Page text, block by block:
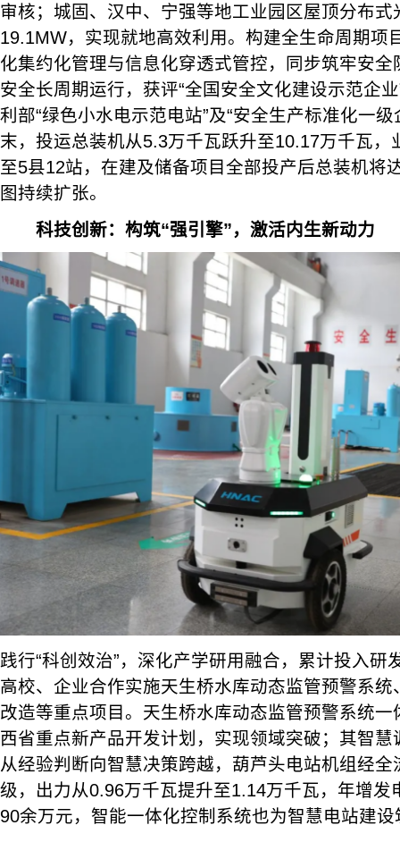
审核；城固、汉中、宁强等地工业园区屋顶分布式
19.1MW，实现就地高效利用。构建全生命周期项
化集约化管理与信息化穿透式管控，同步筑牢安
安全长周期运行，获评“全国安全文化建设示范企
利部“绿色小水电示范电站”及“安全生产标准化一级
末，投运总装机从5.3万千瓦跃升至10.17万千瓦，
至5县12站，在建及储备项目全部投产后总装机将
图持续扩张。
科技创新：构筑“强引擎”，激活内生新动力
践行“科创效治”，深化产学研用融合，累计投入研
高校、企业合作实施天生桥水库动态监管预警系
改造等重点项目。天生桥水库动态监管预警系统
西省重点新产品开发计划，实现领域突破；其智
从经验判断向智慧决策跨越，葫芦头电站机组经全
级，出力从0.96万千瓦提升至1.14万千瓦，年增发
90余万元，智能一体化控制系统也为智慧电站建